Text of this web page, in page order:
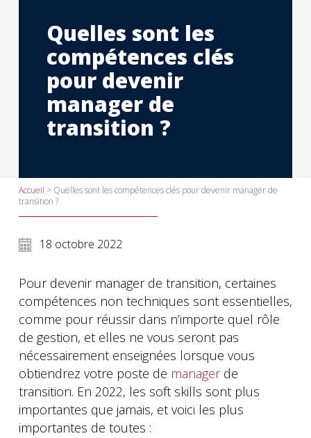
Quelles sont les
compétences clés
pour devenir
manager de
transition ?
Accueil > Quelles sont les compétences clés pour devenir manager de
transition ?
18 octobre 2022
Pour devenir manager de transition, certaines
compétences non techniques sont essentielles,
comme pour réussir dans n’importe quel rôle
de gestion, et elles ne vous seront pas
nécessairement enseignées lorsque vous
obtiendrez votre poste de managerde
transition. En 2022, les soft skills sont plus
importantes que jamais, et voici les plus
importantes de toutes :